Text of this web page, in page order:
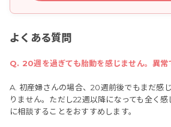
よくある質問
Q. 20週を過ぎても胎動を感じません。異常
A. 初産婦さんの場合、20週前後でもまだ感
りません。ただし22週以降になっても全く
に相談することをおすすめします。